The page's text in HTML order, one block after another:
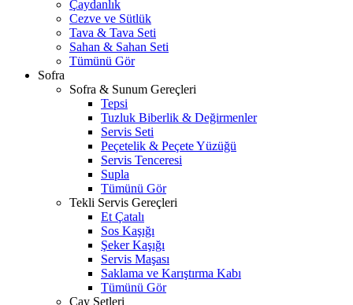
Çaydanlık
Cezve ve Sütlük
Tava & Tava Seti
Sahan & Sahan Seti
Tümünü Gör
Sofra
Sofra & Sunum Gereçleri
Tepsi
Tuzluk Biberlik & Değirmenler
Servis Seti
Peçetelik & Peçete Yüzüğü
Servis Tenceresi
Supla
Tümünü Gör
Tekli Servis Gereçleri
Et Çatalı
Sos Kaşığı
Şeker Kaşığı
Servis Maşası
Saklama ve Karıştırma Kabı
Tümünü Gör
Çay Setleri